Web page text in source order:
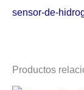
sensor-de-
Productos